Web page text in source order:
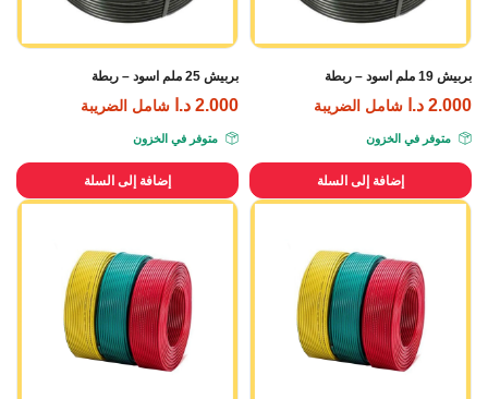
بربيش 19 ملم اسود – ربطة
2.000 د.ا شامل الضريبة
متوفر في الخزون
إضافة إلى السلة
بربيش 25 ملم اسود – ربطة
2.000 د.ا شامل الضريبة
متوفر في الخزون
إضافة إلى السلة